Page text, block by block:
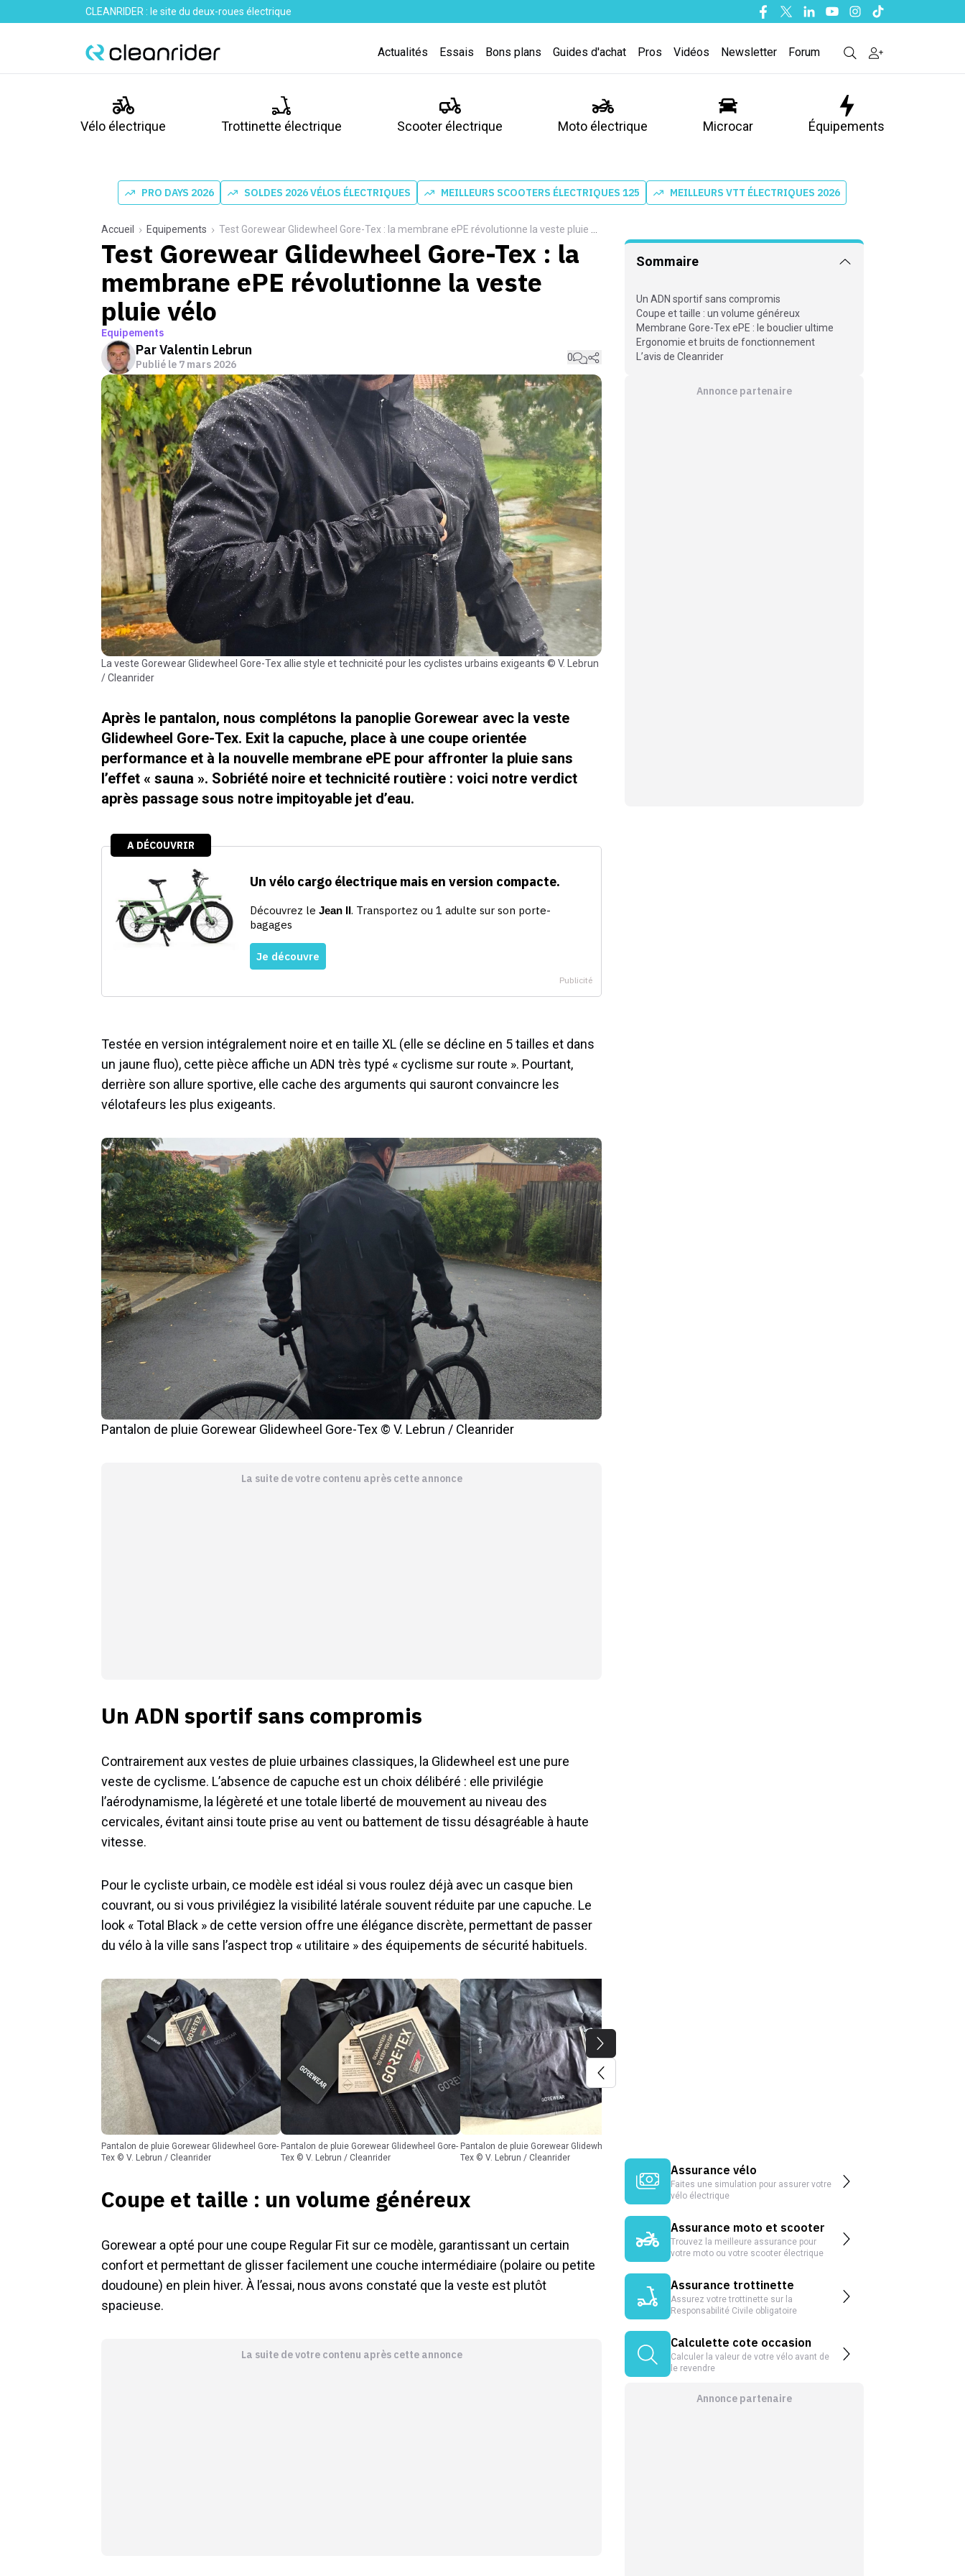
CLEANRIDER : le site du deux-roues électrique Facebook
TwitterLinkedinYoutubeInstagram
Tiktok
Actualités Essais Bons plans Guides d'achat Pros Vidéos Newsletter Forum
Vélo électrique Trottinette électrique Scooter électrique Moto électrique Microcar Équipements
PRO DAYS 2026 SOLDES 2026 VÉLOS ÉLECTRIQUES MEILLEURS SCOOTERS ÉLECTRIQUES 125 MEILLEURS VTT ÉLECTRIQUES 2026
Accueil Equipements Test Gorewear Glidewheel Gore-Tex : la membrane ePE révolutionne la veste pluie vélo
Test Gorewear Glidewheel Gore-Tex : la
membrane ePE révolutionne la veste
pluie vélo
Equipements
ParValentin Lebrun
Publié le 7 mars 2026
0
La veste Gorewear Glidewheel Gore-Tex allie style et technicité pour les cyclistes urbains exigeants © V. Lebrun
/ Cleanrider
Après le pantalon, nous complétons la panoplie Gorewear avec la veste
Glidewheel Gore-Tex. Exit la capuche, place à une coupe orientée
performance et à la nouvelle membrane ePE pour affronter la pluie sans
l’effet « sauna ». Sobriété noire et technicité routière : voici notre verdict
après passage sous notre impitoyable jet d’eau.
Testée en version intégralement noire et en taille XL (elle se décline en 5 tailles et dans
un jaune fluo), cette pièce affiche un ADN très typé « cyclisme sur route ». Pourtant,
derrière son allure sportive, elle cache des arguments qui sauront convaincre les
vélotafeurs les plus exigeants.
Pantalon de pluie Gorewear Glidewheel Gore-Tex © V. Lebrun / Cleanrider
La suite de votre contenu après cette annonce
Un ADN sportif sans compromis
Contrairement aux vestes de pluie urbaines classiques, la Glidewheel est une pure
veste de cyclisme. L’absence de capuche est un choix délibéré : elle privilégie
l’aérodynamisme, la légèreté et une totale liberté de mouvement au niveau des
cervicales, évitant ainsi toute prise au vent ou battement de tissu désagréable à haute
vitesse.
Pour le cycliste urbain, ce modèle est idéal si vous roulez déjà avec un casque bien
couvrant, ou si vous privilégiez la visibilité latérale souvent réduite par une capuche. Le
look « Total Black » de cette version offre une élégance discrète, permettant de passer
du vélo à la ville sans l’aspect trop « utilitaire » des équipements de sécurité habituels.
Pantalon de pluie Gorewear Glidewheel Gore-
Tex © V. Lebrun / Cleanrider
Pantalon de pluie Gorewear Glidewheel Gore-
Tex © V. Lebrun / Cleanrider
Pantalon de pluie Gorewear Glidewheel Gore-
Tex © V. Lebrun / Cleanrider
Coupe et taille : un volume généreux
Gorewear a opté pour une coupe Regular Fit sur ce modèle, garantissant un certain
confort et permettant de glisser facilement une couche intermédiaire (polaire ou petite
doudoune) en plein hiver. À l’essai, nous avons constaté que la veste est plutôt
spacieuse.
La suite de votre contenu après cette annonce
Sommaire
Un ADN sportif sans compromis
Coupe et taille : un volume généreux
Membrane Gore-Tex ePE : le bouclier ultime
Ergonomie et bruits de fonctionnement
L’avis de Cleanrider
Annonce partenaire
Assurance vélo
Faites une simulation pour assurer votre
vélo électrique
Assurance moto et scooter
Trouvez la meilleure assurance pour
votre moto ou votre scooter électrique
Assurance trottinette
Assurez votre trottinette sur la
Responsabilité Civile obligatoire
Calculette cote occasion
Calculer la valeur de votre vélo avant de
le revendre
Annonce partenaire